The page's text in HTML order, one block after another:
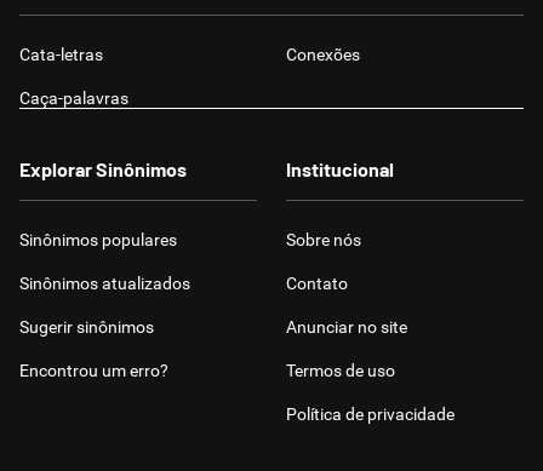
Cata-letras Conexões
Caça-palavras
Explorar Sinônimos
Sinônimos populares
Sinônimos atualizados
Sugerir sinônimos
Encontrou um erro?
Institucional
Sobre nós
Contato
Anunciar no site
Termos de uso
Política de privacidade